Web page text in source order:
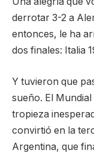
derrotar 3-2 a
entonces, le ha
dos finales: Italia
Y tuvieron que
sueño. El
tropieza
convirtió en la
Argentina, que